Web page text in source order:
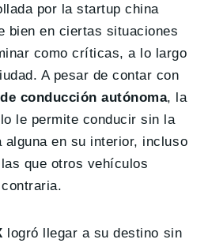
por la startup china
bien en ciertas situaciones
como críticas, a lo largo
A pesar de contar con
conducción autónoma, la
le permite conducir sin la
alguna en su interior, incluso
que otros vehículos
logró llegar a su destino sin